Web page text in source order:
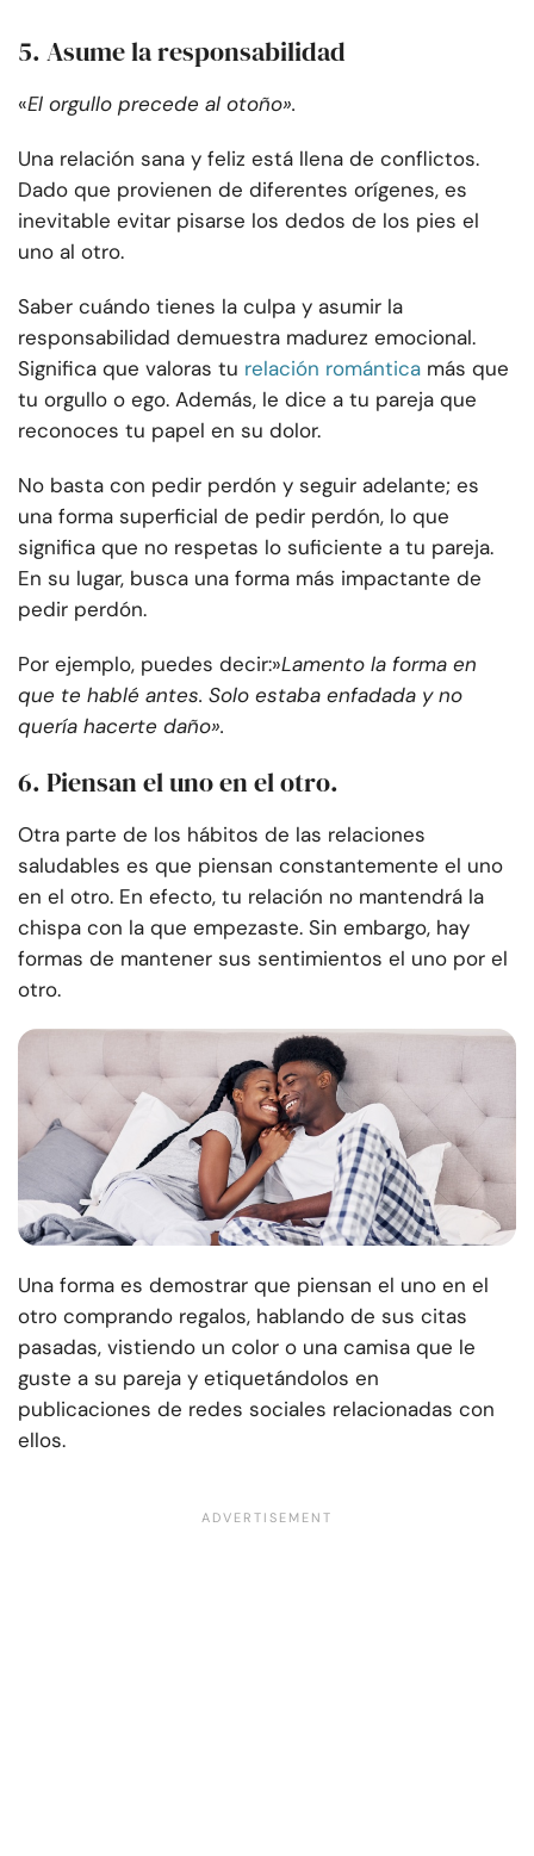
5. Asume la responsabilidad
«El orgullo precede al otoño».
Una relación sana y feliz está llena de conflictos.
Dado que provienen de diferentes orígenes, es
inevitable evitar pisarse los dedos de los pies el
uno al otro.
Saber cuándo tienes la culpa y asumir la
responsabilidad demuestra madurez emocional.
Significa que valoras tu relación romántica más que
tu orgullo o ego. Además, le dice a tu pareja que
reconoces tu papel en su dolor.
No basta con pedir perdón y seguir adelante; es
una forma superficial de pedir perdón, lo que
significa que no respetas lo suficiente a tu pareja.
En su lugar, busca una forma más impactante de
pedir perdón.
Por ejemplo, puedes decir:»Lamento la forma en
que te hablé antes. Solo estaba enfadada y no
quería hacerte daño».
6. Piensan el uno en el otro.
Otra parte de los hábitos de las relaciones
saludables es que piensan constantemente el uno
en el otro. En efecto, tu relación no mantendrá la
chispa con la que empezaste. Sin embargo, hay
formas de mantener sus sentimientos el uno por el
otro.
Una forma es demostrar que piensan el uno en el
otro comprando regalos, hablando de sus citas
pasadas, vistiendo un color o una camisa que le
guste a su pareja y etiquetándolos en
publicaciones de redes sociales relacionadas con
ellos.